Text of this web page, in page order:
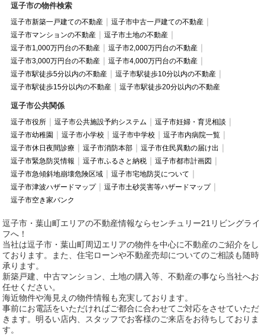
逗子市の物件検索
逗子市新築一戸建ての不動産
逗子市中古一戸建ての不動産
逗子市マンションの不動産
逗子市土地の不動産
逗子市1,000万円台の不動産
逗子市2,000万円台の不動産
逗子市3,000万円台の不動産
逗子市4,000万円台の不動産
逗子市駅徒歩5分以内の不動産
逗子市駅徒歩10分以内の不動産
逗子市駅徒歩15分以内の不動産
逗子市駅徒歩20分以内の不動産
逗子市公共関係
逗子市役所 逗子市公共施設予約システム
逗子市妊婦・育児相談
逗子市幼稚園
逗子市小学校 逗子市中学校
逗子市内病院一覧
逗子市休日夜間診療
逗子市消防本部
逗子市住民異動の届け出
逗子市緊急防災情報
逗子市ふるさと納税
逗子市都市計画図
逗子市急傾斜地崩壊危険区域
逗子市宅地防災について
逗子市津波ハザードマップ
逗子市土砂災害等ハザードマップ
逗子市空き家バンク
逗子市・葉山町エリアの不動産情報ならセンチュリー21リビングライ
フへ！
当社は逗子市・葉山町周辺エリアの物件を中心に不動産のご紹介をし
ております。また、住宅ローンや不動産売却についてのご相談も随時
承ります。
新築戸建、中古マンション、土地の購入等、不動産の事なら当社へお
任せください。
海近物件や海見えの物件情報も充実しております。
事前にお電話をいただければご都合に合わせてご対応をさせていただ
きます。明るい店内、スタッフでお客様のご来店をお待ちしておりま
す。